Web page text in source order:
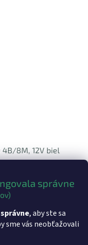
správne
, aby ste sa
sme vás neobťažovali
8M, 12V biel
DETAIL
8x mincí. Má 3
12 V ,...